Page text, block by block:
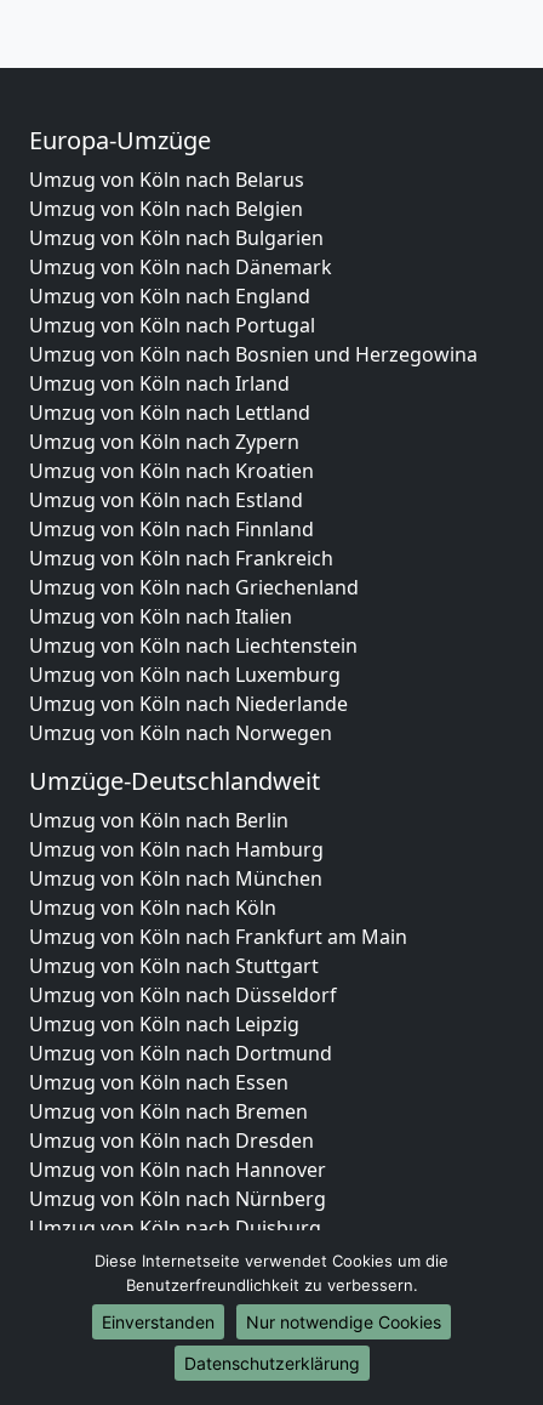
Europa-Umzüge
Umzug von Köln nach Belarus
Umzug von Köln nach Belgien
Umzug von Köln nach Bulgarien
Umzug von Köln nach Dänemark
Umzug von Köln nach England
Umzug von Köln nach Portugal
Umzug von Köln nach Bosnien und Herzegowina
Umzug von Köln nach Irland
Umzug von Köln nach Lettland
Umzug von Köln nach Zypern
Umzug von Köln nach Kroatien
Umzug von Köln nach Estland
Umzug von Köln nach Finnland
Umzug von Köln nach Frankreich
Umzug von Köln nach Griechenland
Umzug von Köln nach Italien
Umzug von Köln nach Liechtenstein
Umzug von Köln nach Luxemburg
Umzug von Köln nach Niederlande
Umzug von Köln nach Norwegen
Umzüge-Deutschlandweit
Umzug von Köln nach Berlin
Umzug von Köln nach Hamburg
Umzug von Köln nach München
Umzug von Köln nach Köln
Umzug von Köln nach Frankfurt am Main
Umzug von Köln nach Stuttgart
Umzug von Köln nach Düsseldorf
Umzug von Köln nach Leipzig
Umzug von Köln nach Dortmund
Umzug von Köln nach Essen
Umzug von Köln nach Bremen
Umzug von Köln nach Dresden
Umzug von Köln nach Hannover
Umzug von Köln nach Nürnberg
Umzug von Köln nach Duisburg
Umzug von Köln nach Bochum
Umzug von Köln nach Wuppertal
Umzug von Köln nach Bielefeld
Umzug von Köln nach Bonn
Umzug von Köln nach Münster
Diese Internetseite verwendet Cookies um die
Benutzerfreundlichkeit zu verbessern.
Einverstanden
Nur notwendige Cookies
Datenschutzerklärung